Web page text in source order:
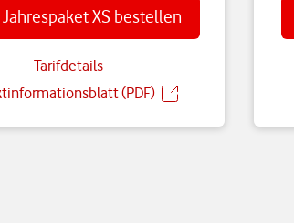
Jahrespaket XS bestellen
Tarifdetails
(PDF)